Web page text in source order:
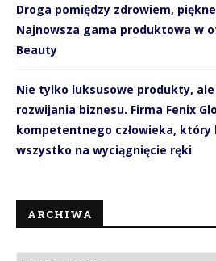
Droga pomiędzy zdrowiem,
Najnowsza gama produktowa w
Beauty
Nie tylko luksusowe produkty,
rozwijania biznesu. Firma Fenix
kompetentnego człowieka, który
wszystko na wyciągnięcie ręki
ARCHIWA